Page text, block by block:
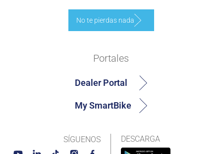
No te pierdas nada
DESCARGA
Portales
Dealer Portal
My SmartBike
SÍGUENOS